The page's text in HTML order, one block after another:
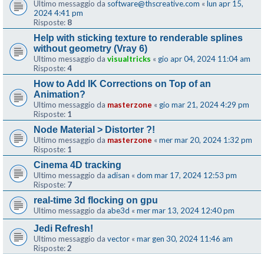
Ultimo messaggio da software@thscreative.com « lun apr 15,
2024 4:41 pm
Risposte: 8
Help with sticking texture to renderable splines
without geometry (Vray 6)
Ultimo messaggio da visualtricks « gio apr 04, 2024 11:04 am
Risposte:4
How to Add IK Corrections on Top of an
Animation?
Ultimo messaggio da masterzone « gio mar 21, 2024 4:29 pm
Risposte: 1
Node Material > Distorter ?!
Ultimo messaggio da masterzone « mer mar 20, 2024 1:32 pm
Risposte: 1
Cinema 4D tracking
Ultimo messaggio da adisan « dom mar 17, 2024 12:53 pm
Risposte: 7
real-time 3d flocking on gpu
Ultimo messaggio da abe3d « mer mar 13, 2024 12:40 pm
Jedi Refresh!
Ultimo messaggio da vector « mar gen 30, 2024 11:46 am
Risposte:2